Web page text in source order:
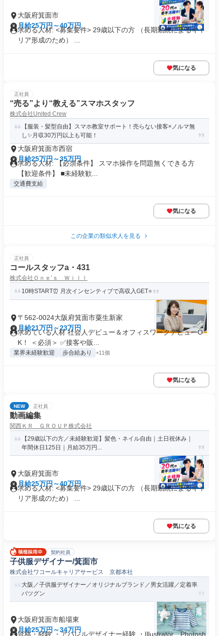
大阪府箕面市
月給25万円～40万円
求める人材: <募集要件> 29歳以下の方 （長期勤続によるキャ
リア形成のため） ...
気になる
正社員
“売る”より“教える”スマホスタッフ
株式会社United Crew
【服装・髪型自由】スマホ教室サポート！売らない接客×ノルマ無
し✨月収30万円以上も可能！
大阪府箕面市西宿
月給25万円～35万円
求める人材: 【必須条件】 スマホ操作を問題無くできる方
【歓迎条件】 ■未経験歓...
交通費支給
気になる
この企業の類似求人を見る
正社員
コールスタッフa・431
株式会社Ｏｎｅ’ｓ Ｗｉｌｌ
10時START⏰️ 月次インセンティブで高収入GET⭐️
〒562-0024大阪府箕面市粟生新家
月給21万円～23万円
求めている人材 社会人デビュー＆オフィスワークデビューO
K！ ＜必須＞ ✅️接客や販...
業界未経験歓迎 歩合給あり +11個
気になる
NEW 正社員
動画編集
関西ＫＲ ＧＲＯＵＰ株式会社
【29歳以下の方／未経験歓迎】髪色・ネイル自由｜土日祝休み｜
年間休日125日｜月給35万円...
大阪府箕面市
月給25万円～40万円
求める人材: <募集要件> 29歳以下の方 （長期勤続によるキャ
リア形成のため） ...
気になる
契約社員
子供服デザイナー/箕面市
株式会社ワコールキャリアサービス 京都本社
大阪／子供服デザイナー／オリジナルブランド／男女活躍／定着率
バツグン
大阪府箕面市船場東
月給25万円～34万円
資格・経験 ・アパレルデザイナー経験 ・Illustrator、Photosh